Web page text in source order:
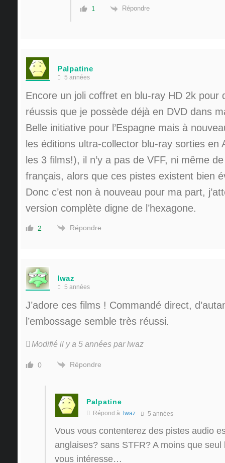
1 Répondre
Palpatine
5 années
Encore un joli coffret en blu-ray HD 2k pour
réussis que je possède déjà en DVD dans
Belle initiative pour l’Espagne mais à
les éditions ultra-collector blu-ray sorties en
les 3 films!), il n’y a pas de VFF, ni même
français, alors que ces pistes existent bien
Donc c’est non à nouveau pour ma part,
version complète digne de l’hexagone.
2 Répondre
lwaz
5 années
J’adore ces films ! Commandé direct,
l’embossage semble très réussi.
Modifié il y a 5 années par lwaz
0 Répondre
Palpatine
Répond à lwaz 5 années
Vous vous contenterez des pistes audio
anglaises? sans STFR? A moins que
vous intéresse…